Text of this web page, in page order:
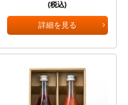
(税込)
詳細を見る